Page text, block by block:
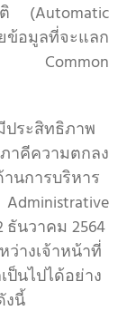
(Automatic
ข้อมูลที่จะแลก
า Common
ประสิทธิภาพ
าคีความตกลง
นการบริหาร
ธันวาคม 2564
างเจ้าหน้าที่
นไปได้อย่าง
งนี้